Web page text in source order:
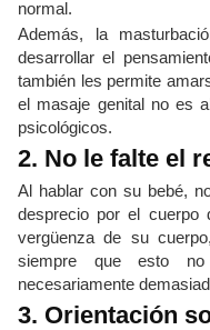
normal.
Además, la
desarrollar el
también les permite
el masaje genital no es
psicológicos.
2. No le falte el
Al hablar con su bebé,
desprecio por el cuerpo
vergüenza de su
siempre que esto
necesariamente
3. Orientación